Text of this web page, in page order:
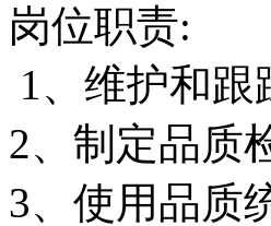
岗位职责:
1、维护和
2、制定品质
3、使用品质